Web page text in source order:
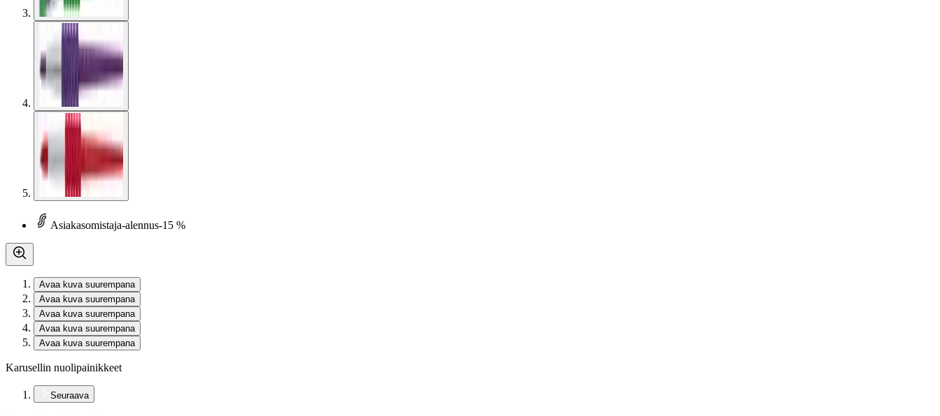
Asiakasomistaja-alennus-15 %
Avaa kuva suurempana
Avaa kuva suurempana
Avaa kuva suurempana
Avaa kuva suurempana
Avaa kuva suurempana
Karusellin nuolipainikkeet
Seuraava